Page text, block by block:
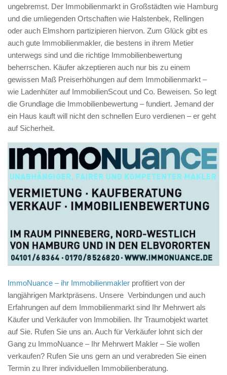
ungebremst. Der Immobilienmarkt in Großstädten wie Hamburg
und die umliegenden Ortschaften wie Halstenbek, Rellingen
oder auch Elmshorn partizipieren hiervon. Zum Glück gibt es
auch gute Immobilienmakler, die bestens in ihrem Metier
unterwegs sind und die richtige Immobilienbewertung
beherrschen. Käufer akzeptieren auch nur bis zu einem
gewissen Maß Preiserhöhungen auf dem Immobilienmarkt –
wie Ladenhüter auf ImmobilienScout und Co. Beweisen. So legt
die Grundlage die Immobilienbewertung – fundiert. Jemand der
ein Haus kauft will nicht den schnellen Euro verdienen – er geht
auf Sicherheit.
ImmoNuance – ihr Immobilienmakler profitiert von der
langjährigen Marktpräsens. Unsere Verbindungen und auch
Erfahrungen auf dem Immobilienmarkt sind Ihr Mehrwert als
Käufer und Verkäufer von Immobilien. Ihr Traumobjekt wartet
auf Sie. Rufen Sie uns an. Auch für Verkäufer lohnt sich der
Gang zu ImmoNuance – Ihr Mehrwert Makler – Sie wollen
verkaufen? Rufen Sie uns gern an und verabreden Sie einen
Termin zu Ihrer individuellen Immobilienberatung.